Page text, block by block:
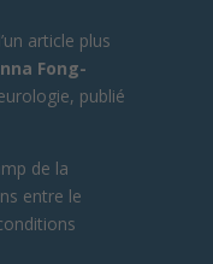
article plus
Fong-
publié
de la
entre le